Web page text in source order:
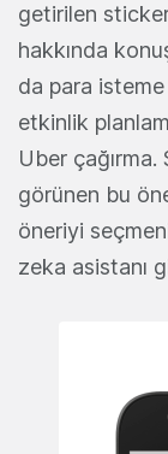
getirilen
hakkında
da para
etkinlik
Uber çağırma.
görünen bu
öneriyi
zeka asistanı